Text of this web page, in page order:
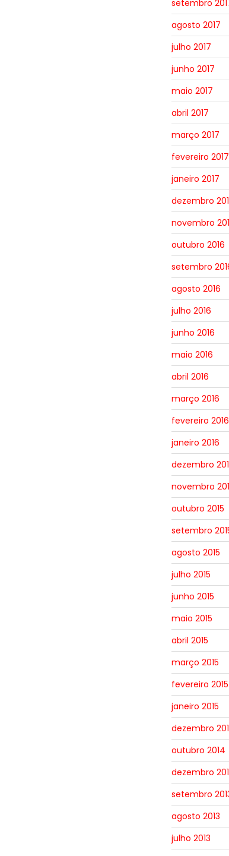
setembro
agosto 2017
julho 2017
junho 2017
maio 2017
abril 2017
março 2017
fevereiro 2017
janeiro 2017
dezembro
novembro
outubro 2016
setembro
agosto 2016
julho 2016
junho 2016
maio 2016
abril 2016
março 2016
fevereiro 2016
janeiro 2016
dezembro
novembro
outubro 2015
setembro
agosto 2015
julho 2015
junho 2015
maio 2015
abril 2015
março 2015
fevereiro 2015
janeiro 2015
dezembro
outubro 2014
dezembro
setembro
agosto 2013
julho 2013